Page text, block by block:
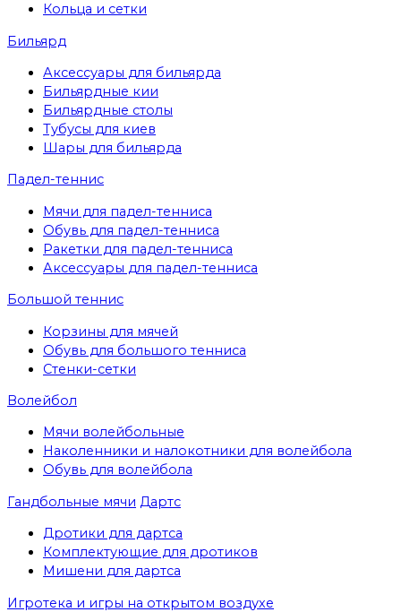
Кольца и сетки
Бильярд
Аксессуары для бильярда
Бильярдные кии
Бильярдные столы
Тубусы для киев
Шары для бильярда
Падел-теннис
Мячи для падел-тенниса
Обувь для падел-тенниса
Ракетки для падел-тенниса
Аксессуары для падел-тенниса
Большой теннис
Корзины для мячей
Обувь для большого тенниса
Стенки-сетки
Волейбол
Мячи волейбольные
Наколенники и налокотники для волейбола
Обувь для волейбола
Гандбольные мячи Дартс
Дротики для дартса
Комплектующие для дротиков
Мишени для дартса
Игротека и игры на открытом воздухе